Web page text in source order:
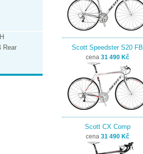
Rear
Scott Speedster S20 FB
cena 31 490 Kč
Scott CX Comp
cena 31 490 Kč